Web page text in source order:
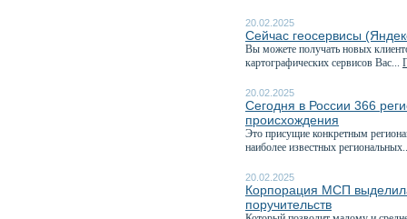
20.02.2025
Сейчас геосервисы
Вы можете получать новых
картографических сервисов Вас...
20.02.2025
Сегодня в России 366
происхождения
Это присущие конкретным
наиболее известных
20.02.2025
Корпорация МСП
поручительств